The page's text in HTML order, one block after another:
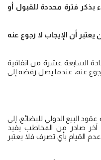
بذكر فترة محددة للقبول أو
أن الإيجاب لا رجوع عنه
السابعة عشرة من اتفاقية
رجوع عنه، عندما يصل رفضه إلى
البيع الدولي للبضائع، إلى
آخر صادر من المخاطب يفيد
القيام بأي تصرف فلا يعتبر